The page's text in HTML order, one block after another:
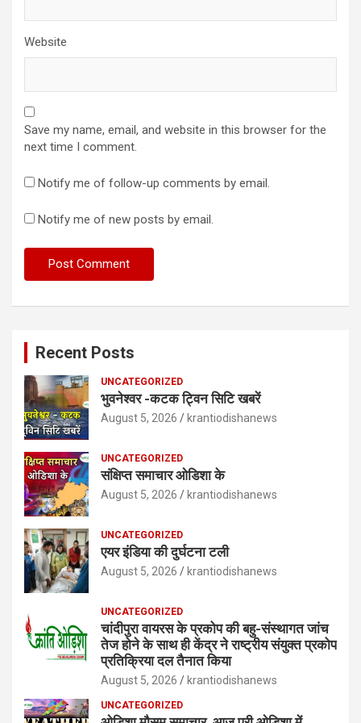
Website
Save my name, email, and website in this browser for the
next time I comment.
Notify me of follow-up comments by email.
Notify me of new posts by email.
Recent Posts
UNCATEGORIZED
भुवनेश्वर -कटक ट्विन सिटि खबरें
August 5, 2026 krantiodishanews
UNCATEGORIZED
संक्षिप्त समाचार ओडिशा के
August 5, 2026 krantiodishanews
UNCATEGORIZED
एयर इंडिया की दुर्घटना टली
August 5, 2026 krantiodishanews
UNCATEGORIZED
चांदीपुरा वायरस के प्रकोप की बहु-संस्थागत जांच
तेज होने के साथ ही केंद्र ने राष्ट्रीय संयुक्त प्रकोप
प्रतिक्रिया दल तैनात किया
August 5, 2026 krantiodishanews
UNCATEGORIZED